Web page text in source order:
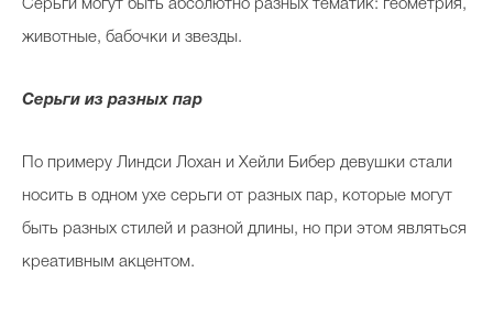
Серьги могут быть абсолютно разных тематик: геометрия,
животные, бабочки и звезды.
Серьги из разных пар
По примеру Линдси Лохан и Хейли Бибер девушки стали
носить в одном ухе серьги от разных пар, которые могут
быть разных стилей и разной длины, но при этом являться
креативным акцентом.